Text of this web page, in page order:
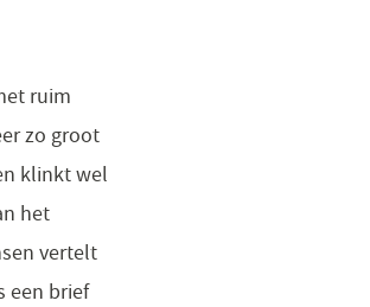
ruim
zo groot
klinkt wel
het
vertelt
een brief